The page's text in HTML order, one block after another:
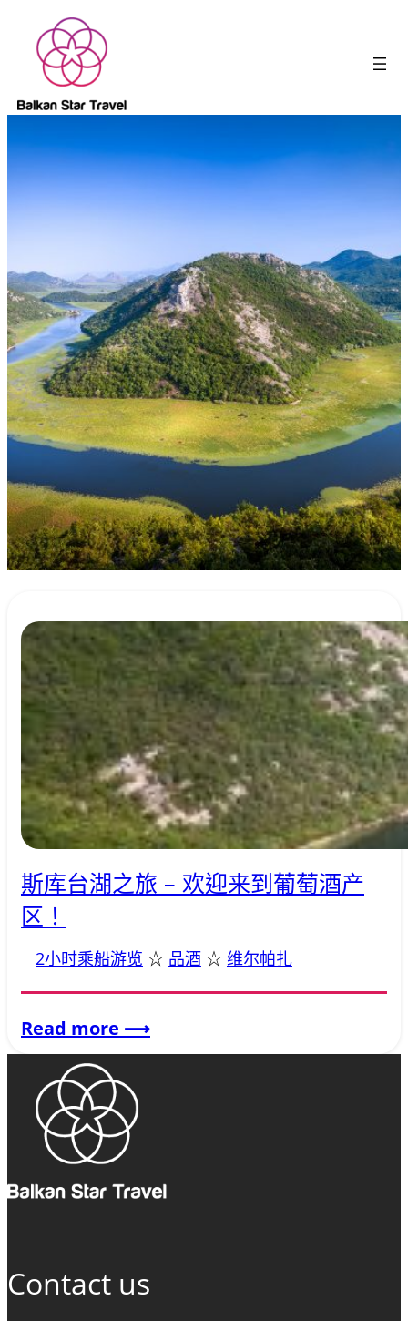
斯库台湖之旅 – 欢迎来到葡萄酒产
区！
2小时乘船游览 ☆ 品酒 ☆ 维尔帕扎
Read more ⟶:
斯
旅
Contact us